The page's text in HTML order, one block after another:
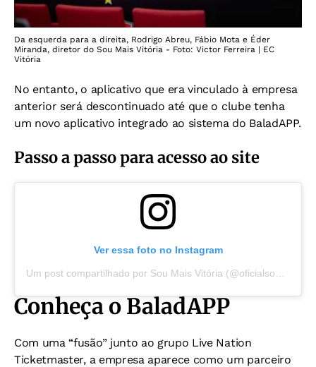
Da esquerda para a direita, Rodrigo Abreu, Fábio Mota e Éder
Miranda, diretor do Sou Mais Vitória - Foto: Victor Ferreira | EC
Vitória
No entanto, o aplicativo que era vinculado à empresa
anterior será descontinuado até que o clube tenha
um novo aplicativo integrado ao sistema do BaladAPP.
Passo a passo para acesso ao site
Ver essa foto no Instagram
Conheça o BaladAPP
Com uma “fusão” junto ao grupo Live Nation
Ticketmaster, a empresa aparece como um parceiro